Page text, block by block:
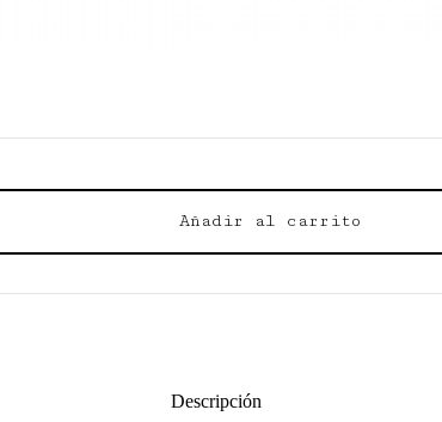
Añadir al carrito
Descripción